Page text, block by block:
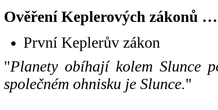
Ověření Keplerových zákonů …
První Keplerův zákon
"Planety obíhají kolem Slunce
společném ohnisku je Slunce."